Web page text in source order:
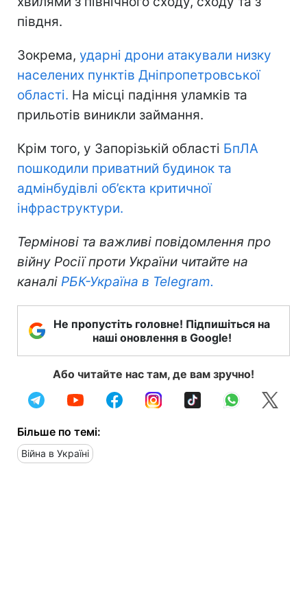
півдня.
Зокрема, ударні дрони атакували низку
населених пунктів Дніпропетровської
області. На місці падіння уламків та
прильотів виникли займання.
Крім того, у Запорізькій області БпЛА
пошкодили приватний будинок та
адмінбудівлі об’єкта критичної
інфраструктури.
Термінові та важливі повідомлення про
війну Росії проти України читайте на
каналі РБК-Україна в Telegram.
Не пропустіть головне! Підпишіться на
наші оновлення в Google!
Або читайте нас там, де вам зручно!
Більше по темі:
Війна в Україні